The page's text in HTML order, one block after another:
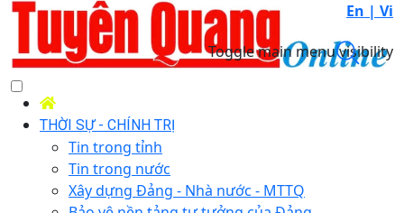
En | Vi
Toggle main menu visibility
THỜI SỰ - CHÍNH TRỊ
Tin trong tỉnh
Tin trong nước
Xây dựng Đảng - Nhà nước - MTTQ